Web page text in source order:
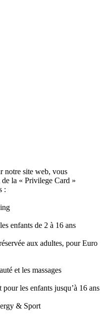
notre site web, vous
de la « Privilege Card »
:
enfants de 2 à 16 ans
aux adultes, pour Euro
et les massages
les enfants jusqu’à 16 ans
& Sport